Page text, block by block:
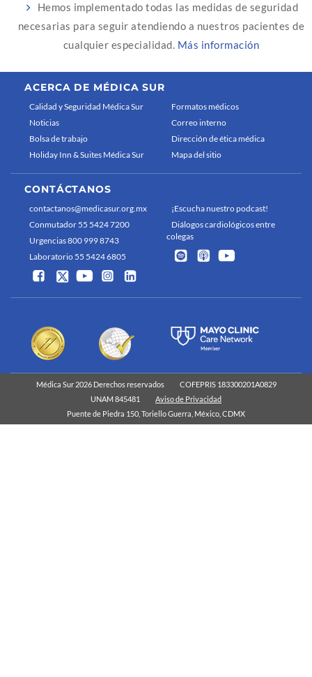
Hemos implementado todas las medidas de seguridad
necesarias para seguir atendiendo a nuestros pacientes de
cualquier especialidad. Más información
ACERCA DE MÉDICA SUR
Calidad y Seguridad Médica Sur
Noticias
Bolsa de trabajo
Holiday Inn & Suites Médica Sur
Formatos médicos
Correo interno
Dirección de ética médica
Mapa del sitio
CONTÁCTANOS
contactanos@medicasur.org.mx
Conmutador 55 5424 7200
Urgencias 800 999 8743
Laboratorio 55 5424 6805
¡Escucha nuestro podcast!
Diálogos cardiológicos entre
colegas
Médica Sur 2026 Derechos reservados
COFEPRIS 183300201A0829
UNAM 845481
Aviso de Privacidad
Puente de Piedra 150, Toriello Guerra, México, CDMX